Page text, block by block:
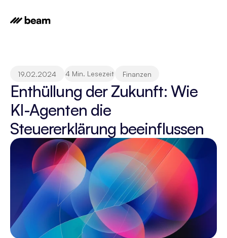
19.02.2024 4 Min. Lesezeit Finanzen
Enthüllung der Zukunft: Wie
KI-Agenten die
Steuererklärung beeinflussen